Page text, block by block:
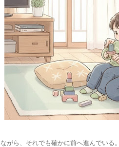
ながら、それでも確かに前へ進んでいる。